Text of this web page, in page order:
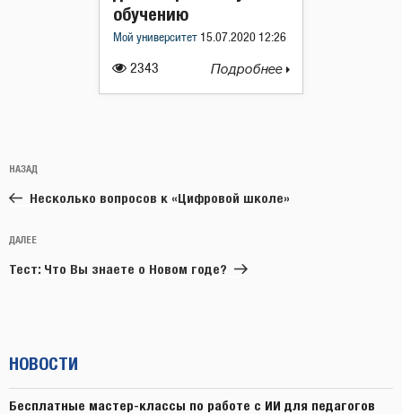
2343
обучению
Мой университет 15.07.2020 12:26
Подробнее
по
записям
Предыдущая
запись:
НАЗАД
Несколько вопросов к «Цифровой школе»
Следующая
запись
ДАЛЕЕ
Тест: Что Вы знаете о Новом годе?
НОВОСТИ
Бесплатные мастер-классы по работе с ИИ для педагогов